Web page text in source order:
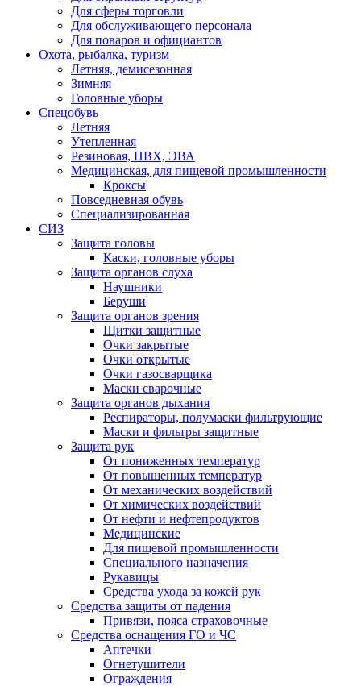
Для сферы торговли
Для обслуживающего персонала
Для поваров и официантов
Охота, рыбалка, туризм
Летняя, демисезонная
Зимняя
Головные уборы
Спецобувь
Летняя
Утепленная
Резиновая, ПВХ, ЭВА
Медицинская, для пищевой промышленности
Кроксы
Повседневная обувь
Специализированная
СИЗ
Защита головы
Каски, головные уборы
Защита органов слуха
Наушники
Беруши
Защита органов зрения
Щитки защитные
Очки закрытые
Очки открытые
Очки газосварщика
Маски сварочные
Защита органов дыхания
Респираторы, полумаски фильтрующие
Маски и фильтры защитные
Защита рук
От пониженных температур
От повышенных температур
От механических воздействий
От химических воздействий
От нефти и нефтепродуктов
Медицинские
Для пищевой промышленности
Специального назначения
Рукавицы
Средства ухода за кожей рук
Средства защиты от падения
Привязи, пояса страховочные
Средства оснащения ГО и ЧС
Аптечки
Огнетушители
Ограждения